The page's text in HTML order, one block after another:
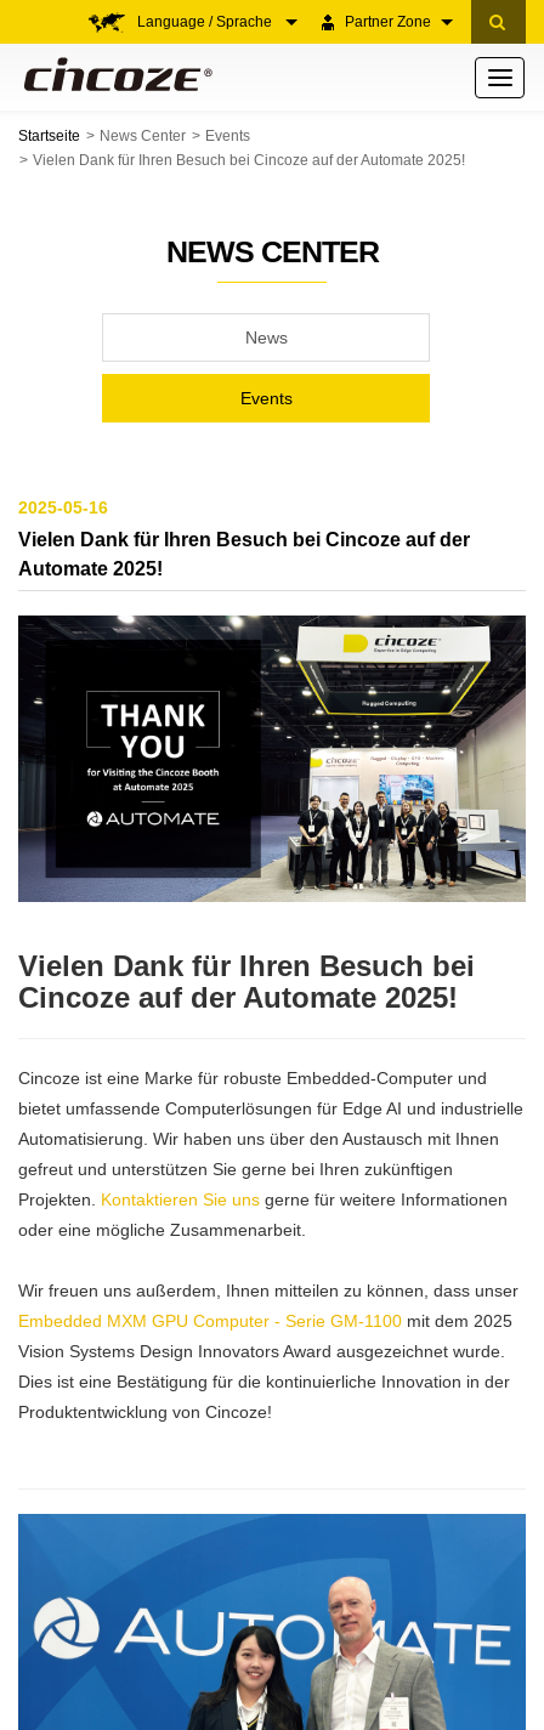
Partner Zone
Language / Sprache
Toggle
Startseite News Center
Events
Vielen Dank für Ihren Besuch bei Cincoze auf der Automate 2025!
NEWS CENTER
News
Events
2025-05-16
Vielen Dank für Ihren Besuch bei Cincoze auf der
Automate 2025!
Vielen Dank für Ihren Besuch bei
Cincoze auf der Automate 2025!
Cincoze ist eine Marke für robuste Embedded-Computer und
bietet umfassende Computerlösungen für Edge AI und industrielle
Automatisierung. Wir haben uns über den Austausch mit Ihnen
gefreut und unterstützen Sie gerne bei Ihren zukünftigen
Projekten. Kontaktieren Sie uns gerne für weitere Informationen
oder eine mögliche Zusammenarbeit.
Wir freuen uns außerdem, Ihnen mitteilen zu können, dass unser
Embedded MXM GPU Computer - Serie GM-1100 mit dem 2025
Vision Systems Design Innovators Award ausgezeichnet wurde.
Dies ist eine Bestätigung für die kontinuierliche Innovation in der
Produktentwicklung von Cincoze!